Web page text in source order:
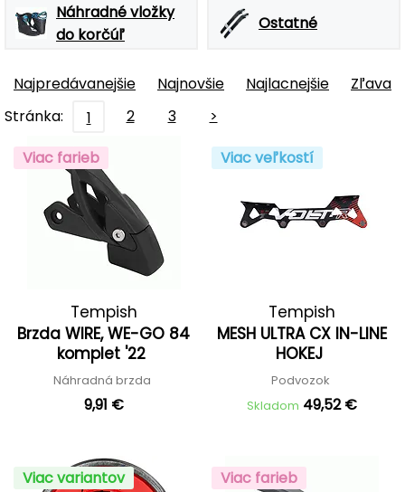
Náhradné vložky
do korčúľ
Ostatné
Najpredávanejšie Najnovšie Najlacnejšie
Zľava
Stránka:
1 2 3
>
Viac farieb
Tempish
Brzda WIRE, WE-GO 84
komplet '22
Náhradná brzda
9,91 €
Viac veľkostí
Tempish
MESH ULTRA CX IN-LINE
HOKEJ
Podvozok
Skladom 49,52 €
Viac variantov Viac farieb